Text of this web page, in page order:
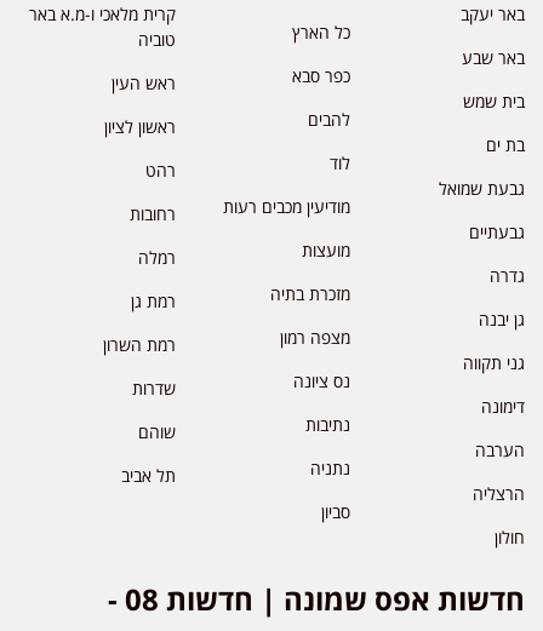
באר יעקב
באר שבע
בית שמש
בת ים
גבעת שמואל
גבעתיים
גדרה
גן יבנה
גני תקווה
דימונה
הערבה
הרצליה
חולון
כל הארץ
כפר סבא
להבים
לוד
מודיעין מכבים רעות
מועצות
מזכרת בתיה
מצפה רמון
נס ציונה
נתיבות
נתניה
סביון
קרית מלאכי ו-מ.א באר
טוביה
ראש העין
ראשון לציון
רהט
רחובות
רמלה
רמת גן
רמת השרון
שדרות
שוהם
תל אביב
חדשות אפס שמונה | חדשות 08 -